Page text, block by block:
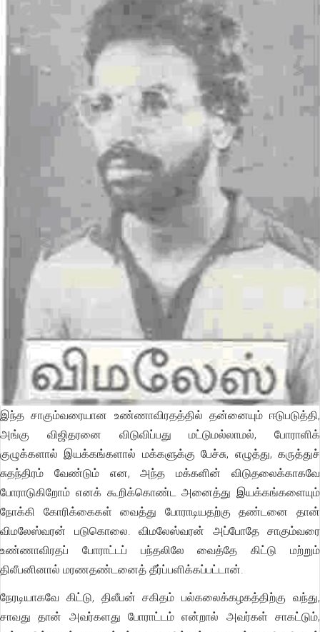
இந்த சாகும்வரையான உண்ணாவிரதத்தில் தன்னையும் ஈடுபடுத்தி,
அங்கு விஜிதரனை விடுவிப்பது மட்டுமல்லாமல், போராளிக்
குழுக்களால் இயக்கங்களால் மக்களுக்கு பேச்சு, எழுத்து, கருத்துச்
சுதந்திரம் வேண்டும் என, அந்த மக்களின் விடுதலைக்காகவே
போராடுகிறோம் எனக் கூறிக்கொண்ட அனைத்து இயக்கங்களையும்
நோக்கி கோரிக்கைகள் வைத்து போராடியதற்கு தண்டனை தான்
விமலேஸ்வரன் படுகொலை. விமலேஸ்வரன் அப்போதே சாகும்வரை
உண்ணாவிரதப் போராட்டப் பந்தலிலே வைத்தே கிட்டு மற்றும்
திலீபனினால் மரணதண்டனைத் தீர்ப்பளிக்கப்பட்டான்.
நேரடியாகவே கிட்டு, திலீபன் சகிதம் பல்கலைக்கழகத்திற்கு வந்து,
சாவது தான் அவர்களது போராட்டம் என்றால் அவர்கள் சாகட்டும்,